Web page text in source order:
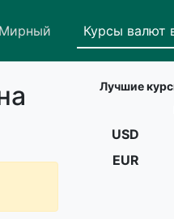
Мирный Курсы валют
Лучшие
USD
EUR